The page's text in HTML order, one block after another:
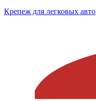
Крепеж для легковых авто